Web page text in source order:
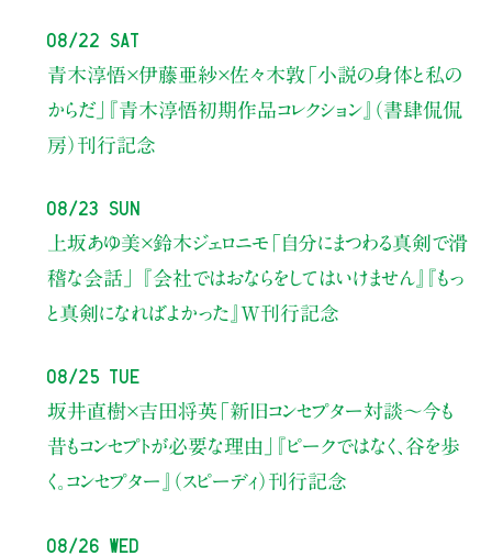
08/22 Sat
青木淳悟×伊藤亜紗×佐々木敦 「小説の身体と私の
からだ」
『青木淳悟初期作品コレクション』（書肆侃侃
房）刊行記念
08/23 Sun
上坂あゆ美×鈴木ジェロニモ 「自分にまつわる真剣で滑
稽な会話」
『会社ではおならをしてはいけません』『もっ
と真剣になればよかった』W刊行記念
08/25 Tue
坂井直樹×吉田将英「新旧コンセプター対談～今も
昔もコンセプトが必要な理由」
『ピークではなく、谷を歩
く。コンセプター』（スピーディ）刊行記念
08/26 Wed